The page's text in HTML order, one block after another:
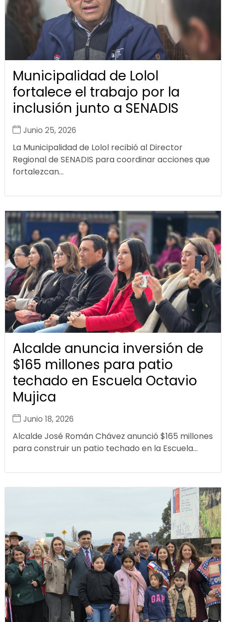
Municipalidad de Lolol
fortalece el trabajo por la
inclusión junto a SENADIS
Junio 25, 2026
La Municipalidad de Lolol recibió al Director
Regional de SENADIS para coordinar acciones que
fortalezcan...
Alcalde anuncia inversión de
$165 millones para patio
techado en Escuela Octavio
Mujica
Junio 18, 2026
Alcalde José Román Chávez anunció $165 millones
para construir un patio techado en la Escuela...